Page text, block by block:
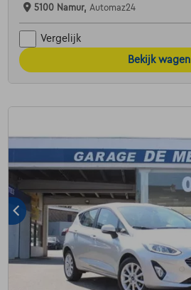
5100 Namur, Automaz24
Vergelijk
Bekijk wagen